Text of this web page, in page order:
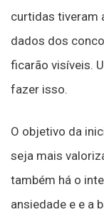
curtidas tiveram
dados dos
ficarão visíveis.
fazer isso.
O objetivo da
seja mais
também há o
ansiedade e e a